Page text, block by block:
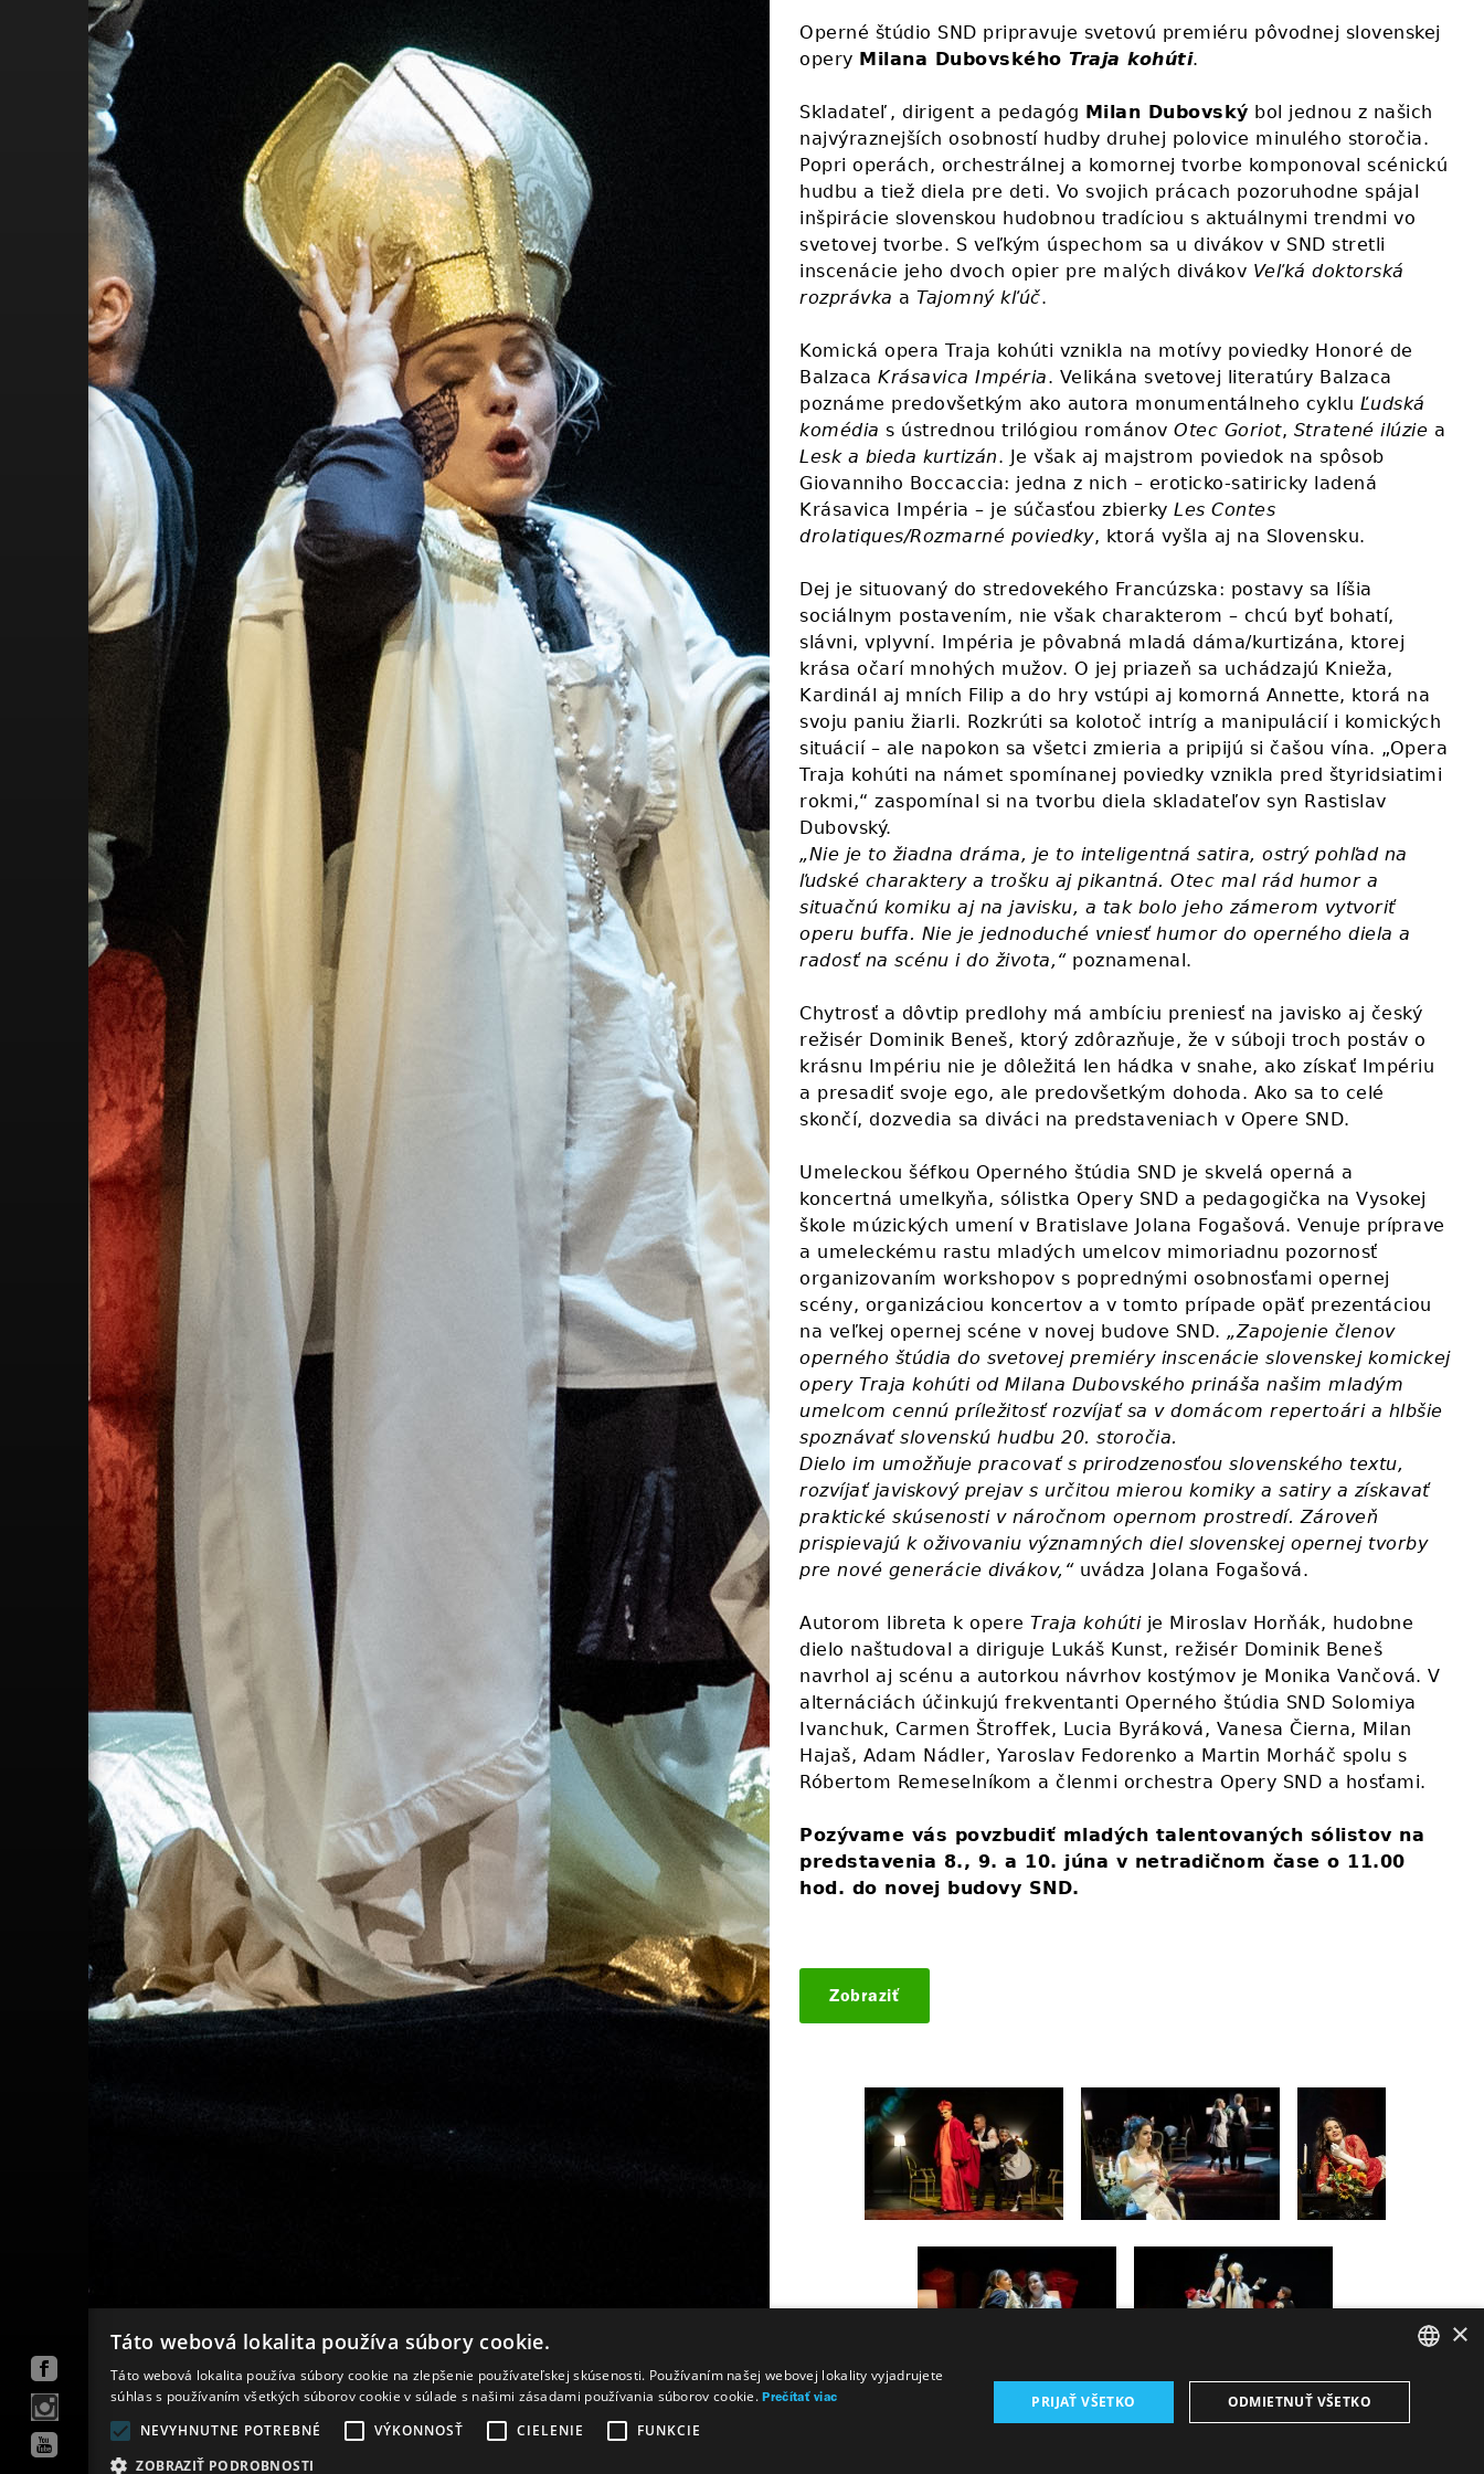
Operné štúdio SND pripravuje svetovú premiéru pôvodnej slovenskej
opery Milana DubovskéhoTraja kohúti.
Skladateľ , dirigent a pedagóg Milan Dubovský bol jednou z našich
najvýraznejších osobností hudby druhej polovice minulého storočia.
Popri operách, orchestrálnej a komornej tvorbe komponoval scénickú
hudbu a tiež diela pre deti. Vo svojich prácach pozoruhodne spájal
inšpirácie slovenskou hudobnou tradíciou s aktuálnymi trendmi vo
svetovej tvorbe. S veľkým úspechom sa u divákov v SND stretli
inscenácie jeho dvoch opier pre malých divákov Veľ ká doktorská
rozprávka aTajomný kľ úč.
Komická opera Traja kohúti vznikla na motívy poviedky Honoré de
BalzacaKrásavica Impéria. Velikána svetovej literatúry Balzaca
poznáme predovšetkým ako autora monumentálneho cyklu Ľudská
komédia s ústrednou trilógiou románovOtec Goriot, Stratené ilúzie a
Lesk a bieda kurtizán. Je však aj majstrom poviedok na spôsob
Giovanniho Boccaccia: jedna z nich – eroticko-satiricky ladená
Krásavica Impéria – je súčasťou zbierkyLes Contes
drolatiques/Rozmarné poviedky, ktorá vyšla aj na Slovensku.
Dej je situovaný do stredovekého Francúzska: postavy sa líšia
sociálnym postavením, nie však charakterom – chcú byť bohatí,
slávni, vplyvní. Impéria je pôvabná mladá dáma/kurtizána, ktorej
krása očarí mnohých mužov. O jej priazeň sa uchádzajú Knieža,
Kardinál aj mních Filip a do hry vstúpi aj komorná Annette, ktorá na
svoju paniu žiarli. Rozkrúti sa kolotoč intríg a manipulácií i komických
situácií – ale napokon sa všetci zmieria a pripijú si čašou vína. „Opera
Traja kohúti na námet spomínanej poviedky vznikla pred štyridsiatimi
rokmi,“ zaspomínal si na tvorbu diela skladateľov syn Rastislav
Dubovský.
„Nie je to žiadna dráma, je to inteligentná satira, ostrý pohľad na
ľudské charaktery a trošku aj pikantná. Otec mal rád humor a
situačnú komiku aj na javisku, a tak bolo jeho zámerom vytvoriť
operu buffa. Nie je jednoduché vniesť humor do operného diela a
radosť na scénu i do života,“ poznamenal.
Chytrosť a dôvtip predlohy má ambíciu preniesť na javisko aj český
režisér Dominik Beneš, ktorý zdôrazňuje, že v súboji troch postáv o
krásnu Impériu nie je dôležitá len hádka v snahe, ako získať Impériu
a presadiť svoje ego, ale predovšetkým dohoda. Ako sa to celé
skončí, dozvedia sa diváci na predstaveniach v Opere SND.
Umeleckou šéfkou Operného štúdia SND je skvelá operná a
koncertná umelkyňa, sólistka Opery SND a pedagogička na Vysokej
škole múzických umení v Bratislave Jolana Fogašová. Venuje príprave
a umeleckému rastu mladých umelcov mimoriadnu pozornosť
organizovaním workshopov s poprednými osobnosťami opernej
scény, organizáciou koncertov a v tomto prípade opäť prezentáciou
na veľkej opernej scéne v novej budove SND. „Zapojenie členov
operného štúdia do svetovej premiéry inscenácie slovenskej komickej
opery Traja kohúti od Milana Dubovského prináša našim mladým
umelcom cennú príležitosť rozvíjať sa v domácom repertoári a hlbšie
spoznávať slovenskú hudbu 20. storočia.
Dielo im umožňuje pracovať s prirodzenosťou slovenského textu,
rozvíjať javiskový prejav s určitou mierou komiky a satiry a získavať
praktické skúsenosti v náročnom opernom prostredí. Zároveň
prispievajú k oživovaniu významných diel slovenskej opernej tvorby
pre nové generácie divákov,“uvádza Jolana Fogašová.
Autorom libreta k opereTraja kohúti je Miroslav Horňák, hudobne
dielo naštudoval a diriguje Lukáš Kunst, režisér Dominik Beneš
navrhol aj scénu a autorkou návrhov kostýmov je Monika Vančová. V
alternáciách účinkujú frekventanti Operného štúdia SND Solomiya
Ivanchuk, Carmen Štroffek, Lucia Byráková, Vanesa Čierna, Milan
Hajaš, Adam Nádler, Yaroslav Fedorenko a Martin Morháč spolu s
Róbertom Remeselníkom a členmi orchestra Opery SND a hosťami.
Pozývame vás povzbudiť mladých talentovaných sólistov na
predstavenia 8., 9. a 10. júna v netradičnom čase o 11.00
hod. do novej budovy SND.
Zobraziť
×
Táto webová lokalita používa súbory cookie.
Táto webová lokalita používa súbory cookie na zlepšenie používateľskej skúsenosti. Používaním našej webovej lokality vyjadrujete
súhlas s používaním všetkých súborov cookie v súlade s našimi zásadami používania súborov cookie.Prečítať viac
NEVYHNUTNE POTREBNÉ VÝKONNOSŤ CIELENIE
FUNKCIE
ZOBRAZIŤ PODROBNOSTI
PRIJAŤ VŠETKO ODMIETNUŤ VŠETKO